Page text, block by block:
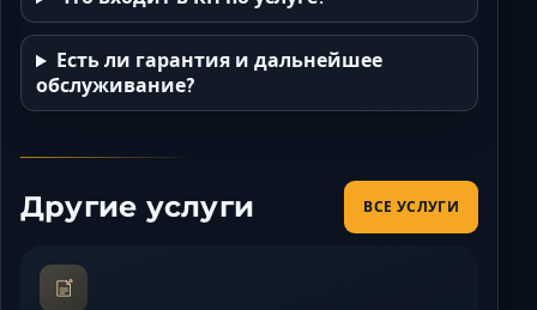
Есть ли гарантия и дальнейшее
обслуживание?
Другие услуги ВСЕ УСЛУГИ